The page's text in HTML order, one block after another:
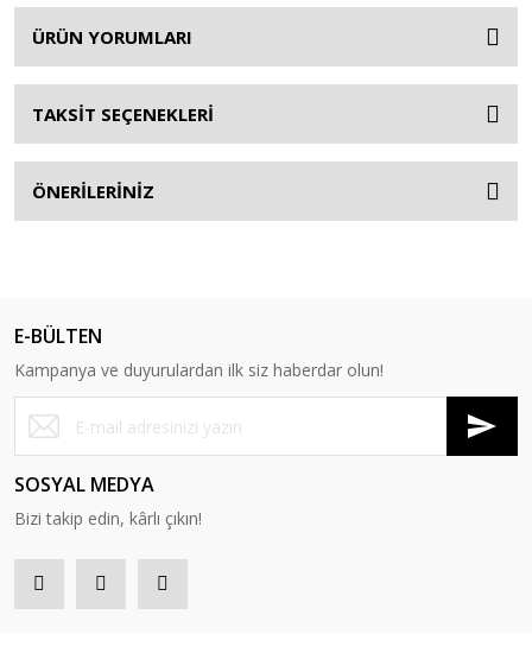
ÜRÜN YORUMLARI
TAKSİT SEÇENEKLERİ
ÖNERİLERİNİZ
E-BÜLTEN
Kampanya ve duyurulardan ilk siz haberdar olun!
SOSYAL MEDYA
Bizi takip edin, kârlı çıkın!